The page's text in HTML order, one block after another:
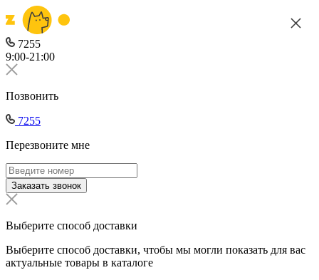
7255
9:00-21:00
Позвонить
7255
Перезвоните мне
Заказать звонок
Выберите способ доставки
Выберите способ доставки, чтобы мы могли показать для вас
актуальные товары в каталоге